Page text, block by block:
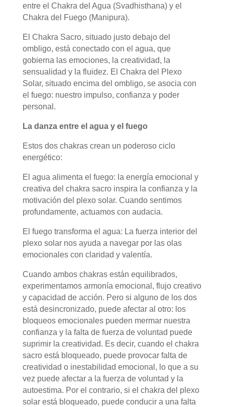
entre el Chakra del Agua (Svadhisthana) y el
Chakra del Fuego (Manipura).
El Chakra Sacro, situado justo debajo del
ombligo, está conectado con el agua, que
gobierna las emociones, la creatividad, la
sensualidad y la fluidez. El Chakra del Plexo
Solar, situado encima del ombligo, se asocia con
el fuego: nuestro impulso, confianza y poder
personal.
La danza entre el agua y el fuego
Estos dos chakras crean un poderoso ciclo
energético:
El agua alimenta el fuego: la energía emocional y
creativa del chakra sacro inspira la confianza y la
motivación del plexo solar. Cuando sentimos
profundamente, actuamos con audacia.
El fuego transforma el agua: La fuerza interior del
plexo solar nos ayuda a navegar por las olas
emocionales con claridad y valentía.
Cuando ambos chakras están equilibrados,
experimentamos armonía emocional, flujo creativo
y capacidad de acción. Pero si alguno de los dos
está desincronizado, puede afectar al otro: los
bloqueos emocionales pueden mermar nuestra
confianza y la falta de fuerza de voluntad puede
suprimir la creatividad. Es decir, cuando el chakra
sacro está bloqueado, puede provocar falta de
creatividad o inestabilidad emocional, lo que a su
vez puede afectar a la fuerza de voluntad y la
autoestima. Por el contrario, si el chakra del plexo
solar está bloqueado, puede conducir a una falta